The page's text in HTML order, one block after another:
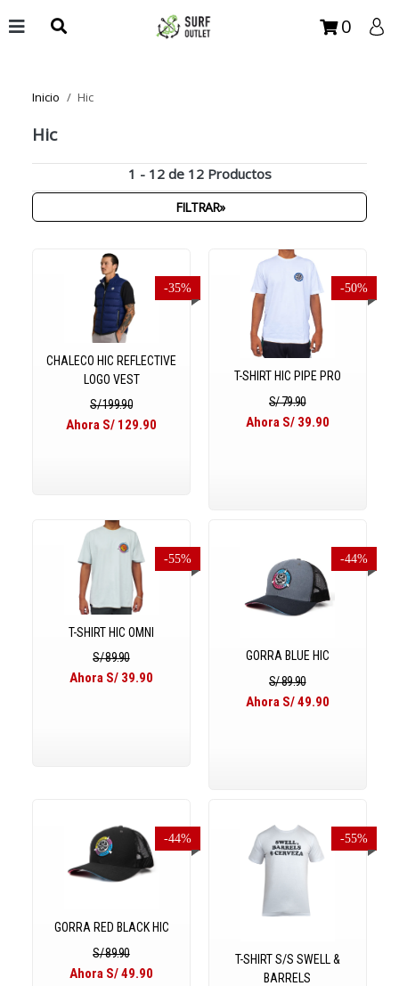
0
Inicio Hic
Hic
1 - 12 de 12 Productos
FILTRAR»
-35%
CHALECO HIC REFLECTIVE
LOGO VEST
S/ 199.90
Ahora S/ 129.90
-50%
T-SHIRT HIC PIPE PRO
S/ 79.90
Ahora S/ 39.90
-55%
T-SHIRT HIC OMNI
S/ 89.90
Ahora S/ 39.90
-44%
GORRA BLUE HIC
S/ 89.90
Ahora S/ 49.90
-44%
GORRA RED BLACK HIC
S/ 89.90
Ahora S/ 49.90
-55%
T-SHIRT S/S SWELL &
BARRELS